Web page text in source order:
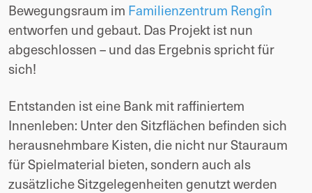
Bewegungsraum im Familienzentrum Rengîn
entworfen und gebaut. Das Projekt ist nun
abgeschlossen – und das Ergebnis spricht für
sich!
Entstanden ist eine Bank mit raffiniertem
Innenleben: Unter den Sitzflächen befinden sich
herausnehmbare Kisten, die nicht nur Stauraum
für Spielmaterial bieten, sondern auch als
zusätzliche Sitzgelegenheiten genutzt werden